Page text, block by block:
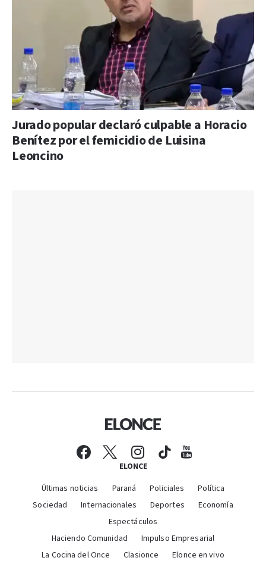
Jurado popular declaró culpable a Horacio
Benítez por el femicidio de Luisina
Leoncino
ELONCE
Últimas noticias Paraná Policiales
Política
Sociedad
Internacionales Deportes
Economía
Espectáculos
Haciendo Comunidad
Impulso Empresarial
La Cocina del Once
Clasionce
Elonce en vivo